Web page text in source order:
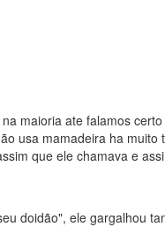
maioria ate falamos
usa mamadeira ha muito
que ele chamava e
doidão", ele gargalhou